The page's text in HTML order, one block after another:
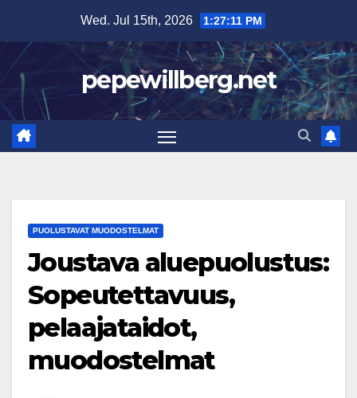
content
Wed. Jul 15th, 2026 1:27:12 PM
pepewillberg.net
PUOLUSTAVAT MUODOSTELMAT
Joustava aluepuolustus:
Sopeutettavuus,
pelaajataidot,
muodostelmat